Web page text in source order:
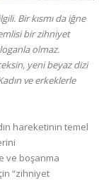
Bir kısmı da iğne
bir zihniyet
olmaz.
yeni beyaz dizi
ve erkeklerle
hareketinin temel
ve boşanma
“zihniyet